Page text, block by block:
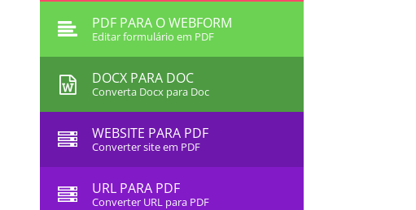
PDF PARA O WEBFORM
Editar formulário em PDF
DOCX PARA DOC
Converta Docx para Doc
WEBSITE PARA PDF
Converter site em PDF
URL PARA PDF
Converter URL para PDF